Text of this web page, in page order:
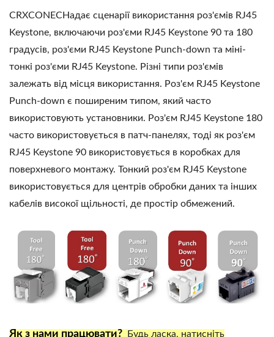
CRXCONECНадає сценарії використання роз'ємів RJ45
Keystone, включаючи роз'єми RJ45 Keystone 90 та 180
градусів, роз'єми RJ45 Keystone Punch-down та міні-
тонкі роз'єми RJ45 Keystone. Різні типи роз'ємів
залежать від місця використання. Роз'єм RJ45 Keystone
Punch-down є поширеним типом, який часто
використовують установники. Роз'єм RJ45 Keystone 180
часто використовується в патч-панелях, тоді як роз'єм
RJ45 Keystone 90 використовується в коробках для
поверхневого монтажу. Тонкий роз'єм RJ45 Keystone
використовується для центрів обробки даних та інших
кабелів високої щільності, де простір обмежений.
Як з нами працювати? Будь ласка, натисніть